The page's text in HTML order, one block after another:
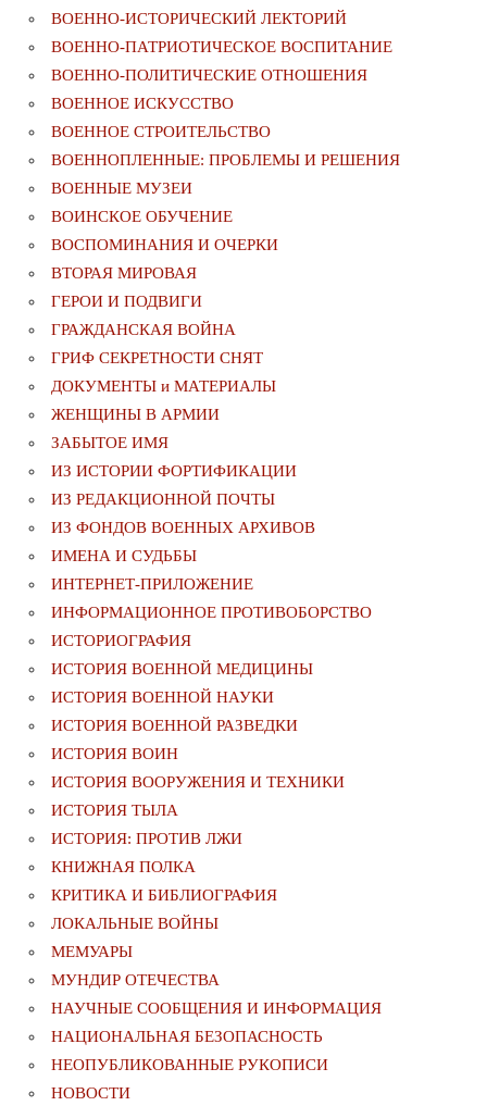
ВОЕННО-ИСТОРИЧЕСКИЙ ЛЕКТОРИЙ
ВОЕННО-ПАТРИОТИЧЕСКОЕ ВОСПИТАНИЕ
ВОЕННО-ПОЛИТИЧЕСКИE ОТНОШЕНИЯ
ВОЕННОЕ ИСКУССТВО
ВОЕННОЕ СТРОИТЕЛЬСТВО
ВОЕННОПЛЕННЫЕ: ПРОБЛЕМЫ И РЕШЕНИЯ
ВОЕННЫЕ МУЗЕИ
ВОИНСКОЕ ОБУЧЕНИЕ
ВОСПОМИНАНИЯ И ОЧЕРКИ
ВТОРАЯ МИРОВАЯ
ГЕРОИ И ПОДВИГИ
ГРАЖДАНСКАЯ ВОЙНА
ГРИФ СЕКРЕТНОСТИ СНЯТ
ДОКУМЕНТЫ и МАТЕРИАЛЫ
ЖЕНЩИНЫ В АРМИИ
ЗАБЫТОЕ ИМЯ
ИЗ ИСТОРИИ ФОРТИФИКАЦИИ
ИЗ РЕДАКЦИОННОЙ ПОЧТЫ
ИЗ ФОНДОВ ВОЕННЫХ АРХИВОВ
ИМЕНА И СУДЬБЫ
ИНТЕРНЕТ-ПРИЛОЖЕНИЕ
ИНФОРМАЦИОННОЕ ПРОТИВОБОРСТВО
ИСТОРИОГРАФИЯ
ИСТОРИЯ ВОЕННОЙ МЕДИЦИНЫ
ИСТОРИЯ ВОЕННОЙ НАУКИ
ИСТОРИЯ ВОЕННОЙ РАЗВЕДКИ
ИСТОРИЯ ВОИН
ИСТОРИЯ ВООРУЖЕНИЯ И ТЕХНИКИ
ИСТОРИЯ ТЫЛА
ИСТОРИЯ: ПРОТИВ ЛЖИ
КНИЖНАЯ ПОЛКА
КРИТИКА И БИБЛИОГРАФИЯ
ЛОКАЛЬНЫЕ ВОЙНЫ
МЕМУАРЫ
МУНДИР ОТЕЧЕСТВА
НАУЧНЫЕ СООБЩЕНИЯ И ИНФОРМАЦИЯ
НАЦИОНАЛЬНАЯ БЕЗОПАСНОСТЬ
НЕОПУБЛИКОВАННЫЕ РУКОПИСИ
НОВОСТИ